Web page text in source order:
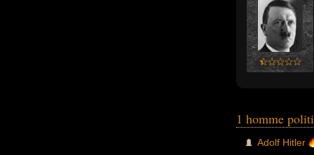
1 homme
Adolf Hitler